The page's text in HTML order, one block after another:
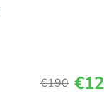
€190